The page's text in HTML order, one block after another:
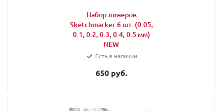
Набор линеров
Sketchmarker 6 шт. (0.05,
0.1, 0.2, 0.3, 0.4, 0.5 мм)
NEW
Есть в наличии
650 руб.